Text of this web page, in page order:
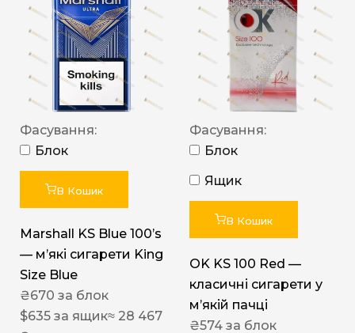
Фасування:
Блок
В Кошик
Marshall KS Blue 100’s
— м’які сигарети King
Size Blue
₴670 за блок
$635 за ящик≈ 28 467
Фасування:
Блок
Ящик
В Кошик
OK KS 100 Red —
класичні сигарети у
м’якій пачці
₴574 за блок